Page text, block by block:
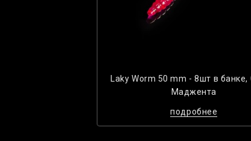
Laky Worm 50 mm - 8шт в банке,
Maджента
подробнее